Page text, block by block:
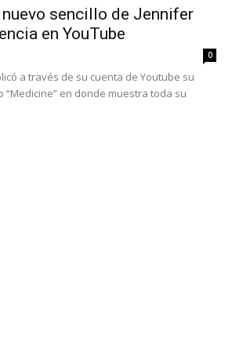
sencillo de Jennifer
en YouTube
0
a través de su cuenta de Youtube su
“Medicine” en donde muestra toda su